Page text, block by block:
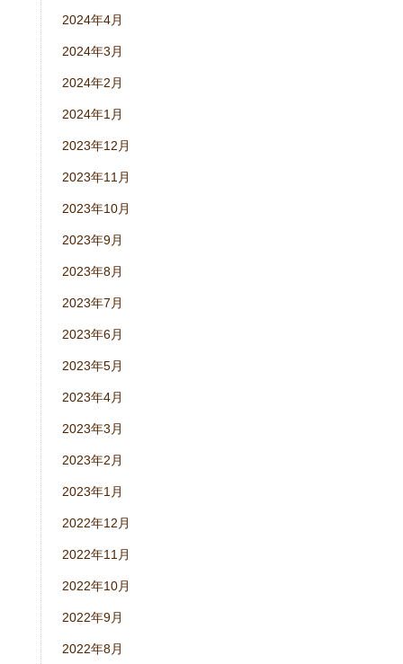
2024年4月
2024年3月
2024年2月
2024年1月
2023年12月
2023年11月
2023年10月
2023年9月
2023年8月
2023年7月
2023年6月
2023年5月
2023年4月
2023年3月
2023年2月
2023年1月
2022年12月
2022年11月
2022年10月
2022年9月
2022年8月